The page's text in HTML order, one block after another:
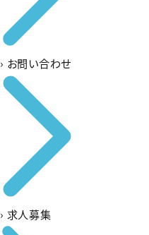
› お問い合わせ
› 求人募集